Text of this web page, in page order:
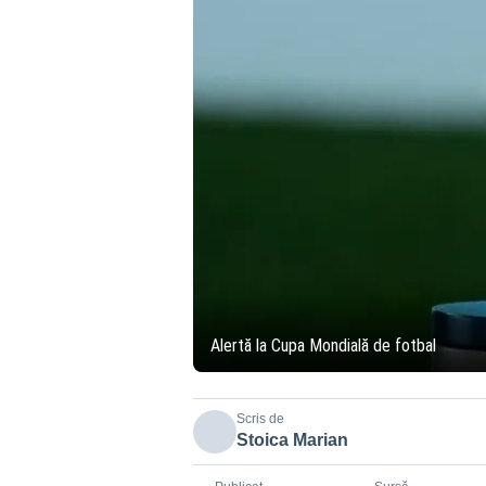
Alertă la Cupa Mondială de fotbal
Scris de
Stoica Marian